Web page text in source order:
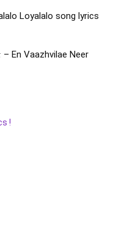
Loyalalo song lyrics
En Vaazhvilae Neer
!